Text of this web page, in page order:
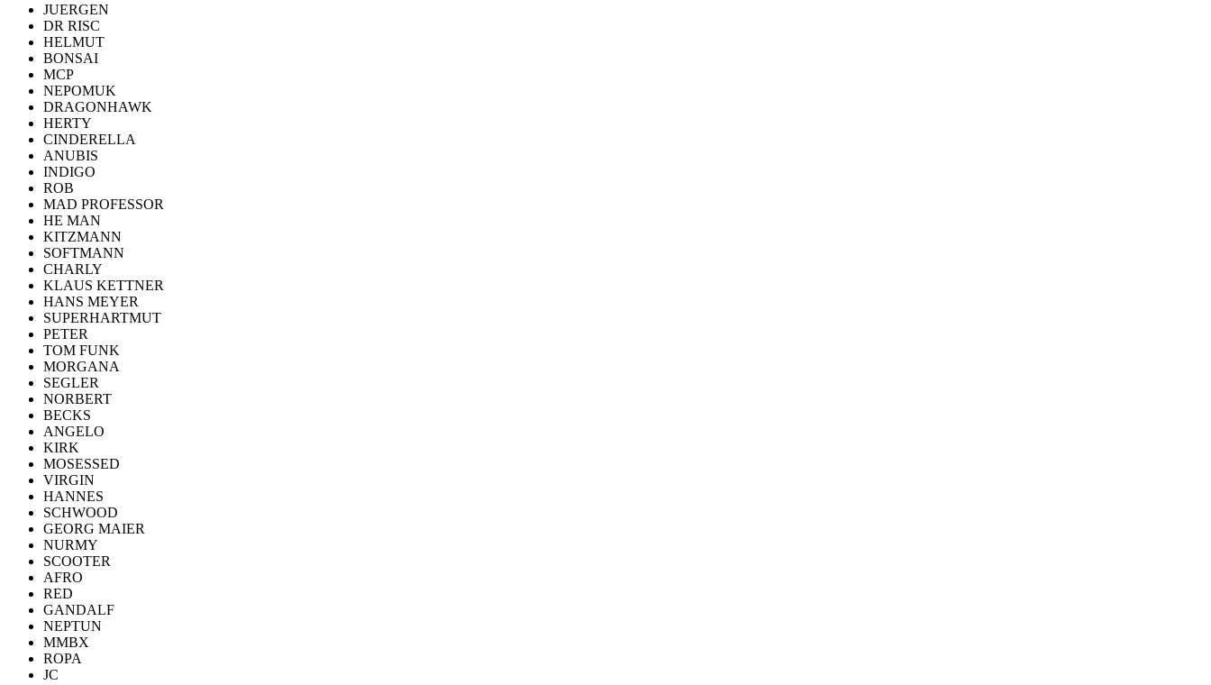
JUERGEN
DR RISC
HELMUT
BONSAI
MCP
NEPOMUK
DRAGONHAWK
HERTY
CINDERELLA
ANUBIS
INDIGO
ROB
MAD PROFESSOR
HE MAN
KITZMANN
SOFTMANN
CHARLY
KLAUS KETTNER
HANS MEYER
SUPERHARTMUT
PETER
TOM FUNK
MORGANA
SEGLER
NORBERT
BECKS
ANGELO
KIRK
MOSESSED
VIRGIN
HANNES
SCHWOOD
GEORG MAIER
NURMY
SCOOTER
AFRO
RED
GANDALF
NEPTUN
MMBX
ROPA
JC